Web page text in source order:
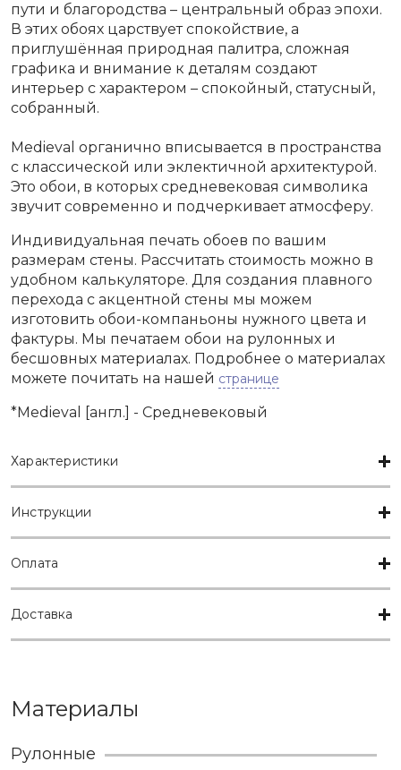
пути и благородства – центральный образ эпохи.
В этих обоях царствует спокойствие, а
приглушённая природная палитра, сложная
графика и внимание к деталям создают
интерьер с характером – спокойный, статусный,
собранный.
Medieval органично вписывается в пространства
с классической или эклектичной архитектурой.
Это обои, в которых средневековая символика
звучит современно и подчеркивает атмосферу.
Индивидуальная печать обоев по вашим
размерам стены. Рассчитать стоимость можно в
удобном калькуляторе. Для создания плавного
перехода с акцентной стены мы можем
изготовить обои-компаньоны нужного цвета и
фактуры. Мы печатаем обои на рулонных и
бесшовных материалах. Подробнее о материалах
можете почитать на нашей странице
*Medieval [англ.] - Средневековый
Характеристики
Инструкции
Оплата
Доставка
Материалы
Рулонные